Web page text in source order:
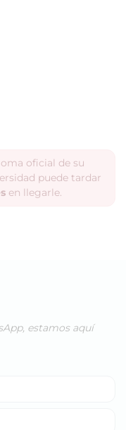
oficial de su
puede tardar
en llegarle.
estamos aquí